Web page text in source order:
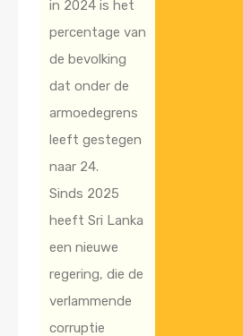
in 2024 is het
percentage van
de bevolking
dat onder de
armoedegrens
leeft gestegen
naar 24.
Sinds 2025
heeft Sri Lanka
een nieuwe
regering, die de
verlammende
corruptie